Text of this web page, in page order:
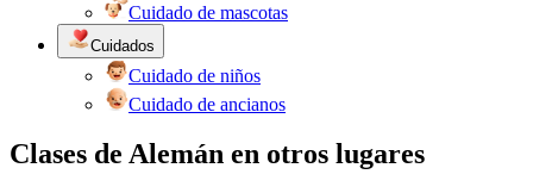
Cuidado de mascotas
Cuidados
Cuidado de niños
Cuidado de ancianos
Clases de Alemán en otros lugares